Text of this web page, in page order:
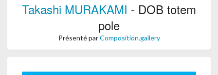
Takashi MURAKAMI - DOB totem
pole
Présenté parComposition.gallery